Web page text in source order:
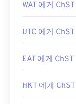
WAT 에게 ChST
UTC 에게 ChST
EAT 에게 ChST
HKT 에게 ChST